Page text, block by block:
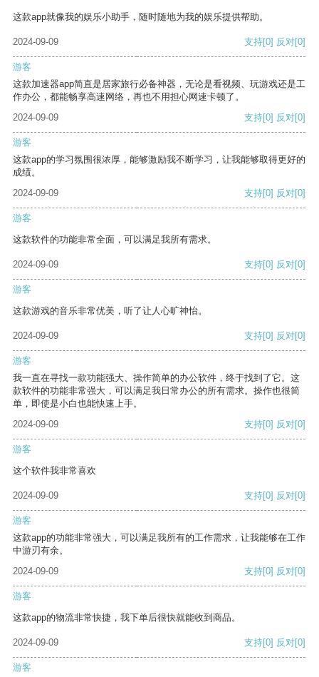
这款app就像我的娱乐小助手，随时随地为我的娱乐提供帮助。
2024-09-09 支持[0] 反对[0]
游客
这款加速器app简直是居家旅行必备神器，无论是看视频、玩游戏还是工
作办公，都能畅享高速网络，再也不用担心网速卡顿了。
2024-09-09
支持[0] 反对[0]
游客
这款app的学习氛围很浓厚，能够激励我不断学习，让我能够取得更好的
成绩。
2024-09-09
支持[0] 反对[0]
游客
这款软件的功能非常全面，可以满足我所有需求。
2024-09-09 支持[0] 反对[0]
游客
这款游戏的音乐非常优美，听了让人心旷神怡。
2024-09-09 支持[0] 反对[0]
游客
我一直在寻找一款功能强大、操作简单的办公软件，终于找到了它。这
款软件的功能非常强大，可以满足我日常办公的所有需求。操作也很简
单，即使是小白也能快速上手。
2024-09-09
支持[0] 反对[0]
游客
这个软件我非常喜欢
2024-09-09 支持[0] 反对[0]
游客
这款app的功能非常强大，可以满足我所有的工作需求，让我能够在工作
中游刃有余。
2024-09-09
支持[0] 反对[0]
游客
这款app的物流非常快捷，我下单后很快就能收到商品。
2024-09-09 支持[0] 反对[0]
游客